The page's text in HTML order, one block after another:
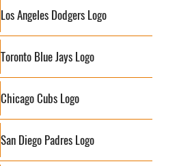
Los Angeles Dodgers Logo
Toronto Blue Jays Logo
Chicago Cubs Logo
San Diego Padres Logo